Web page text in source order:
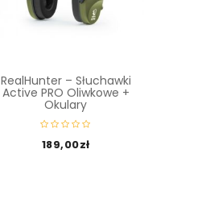
RealHunter – Słuchawki
Active PRO Oliwkowe +
Okulary
189,00zł